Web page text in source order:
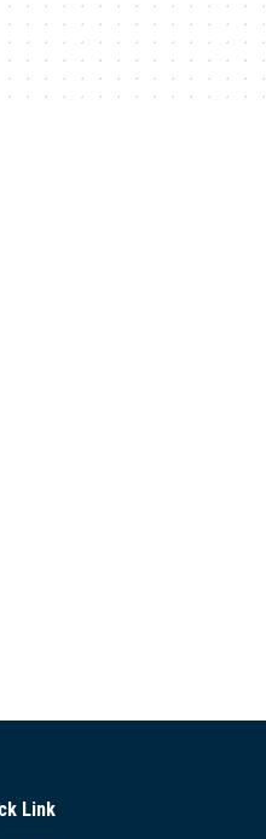
Link